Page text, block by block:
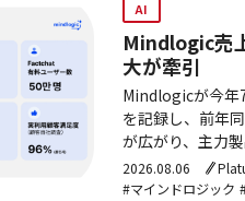
AI
Mindlogic売
大が牽引
Mindlogicが今年
を記録し、前年
が広がり、主力
2026.08.06
#マインドロジック